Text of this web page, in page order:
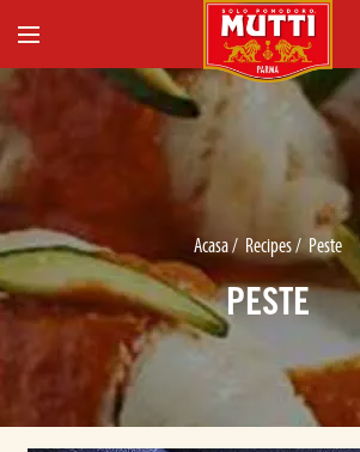
Acasa/ Recipes/ Peste
PESTE